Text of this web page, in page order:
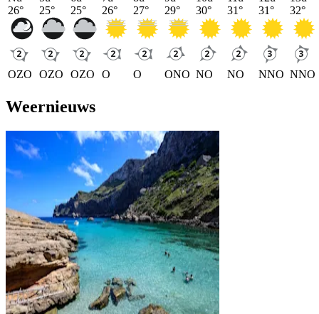
26°
OZO
25°
OZO
25°
OZO
26°
O
27°
O
29°
ONO
30°
NO
31°
NO
31°
NNO
32°
NNO
Weernieuws